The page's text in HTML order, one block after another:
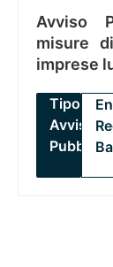
Avviso
misure
imprese
Tipo:
Avviso
Pubblico